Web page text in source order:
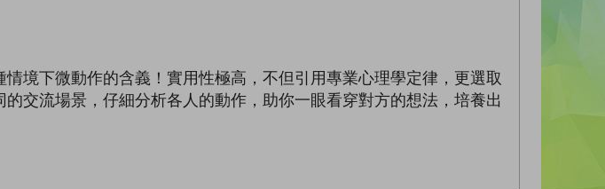
境下微動作的含義！實用性極高，不但引用專業心理學定律，更選取
交流場景，仔細分析各人的動作，助你一眼看穿對方的想法，培養出